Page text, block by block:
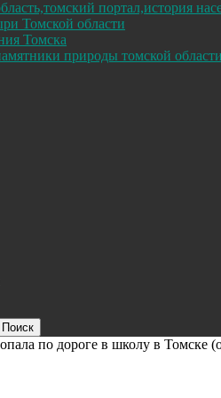
портал,история
Томской области
Томска
природы томской области
по дороге в школу в Томске